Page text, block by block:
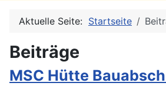
Aktuelle Seite: Startseite
Beiträge
MSC Hütte